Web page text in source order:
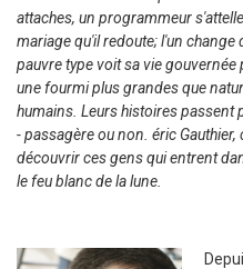
attaches, un programmeur
mariage qu'il redoute; l'un change
pauvre type voit sa vie
une fourmi plus grandes que
humains. Leurs histoires passent
- passagère ou non. éric
découvrir ces gens qui entrent
le feu blanc de la lune.